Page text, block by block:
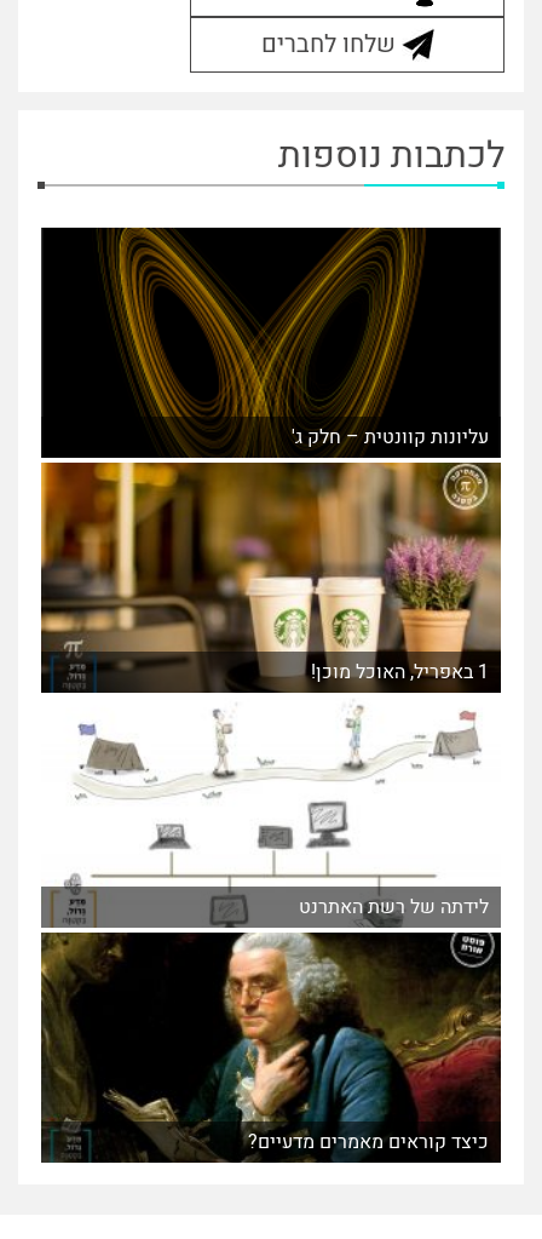
שלחו לחברים
לכתבות נוספות
עליונות קוונטית – חלק ג'
1 באפריל, האוכל מוכן!
לידתה של רשת האתרנט
כיצד קוראים מאמרים מדעיים?